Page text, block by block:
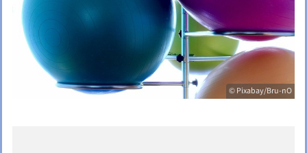
© Pixabay/Bru-nO